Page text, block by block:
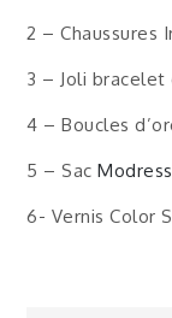
2 – Chaussures
3 – Joli bracelet
4 – Boucles
5 – SacModress
6- Vernis Color